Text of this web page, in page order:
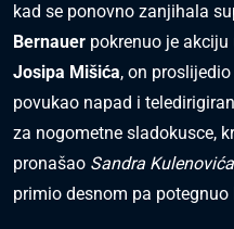
kad se ponovno zanjihala
Bernauer pokrenuo je
Josipa Mišića, on proslijedio
povukao napad i
za nogometne sladokusce,
pronašao Sandra Kulenovića
primio desnom pa